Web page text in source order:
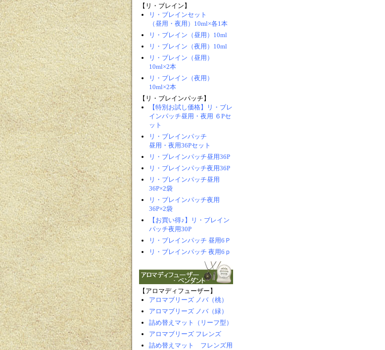
【リ・ブレイン】
リ・ブレインセット
（昼用・夜用）10ml×各1本
リ・ブレイン（昼用）10ml
リ・ブレイン（夜用）10ml
リ・ブレイン（昼用）
10ml×2本
リ・ブレイン（夜用）
10ml×2本
【リ・ブレインパッチ】
【特別お試し価格】リ・ブレ
インパッチ昼用・夜用 ６Pセ
ット
リ・ブレインパッチ
昼用・夜用36Pセット
リ・ブレインパッチ昼用36P
リ・ブレインパッチ夜用36P
リ・ブレインパッチ昼用
36P×2袋
リ・ブレインパッチ夜用
36P×2袋
【お買い得♪】リ・ブレイン
パッチ夜用30P
リ・ブレインパッチ 昼用6Ｐ
リ・ブレインパッチ 夜用6ｐ
【アロマディフューザー】
アロマブリーズ ノバ（桃）
アロマブリーズ ノバ（緑）
詰め替えマット（リーフ型）
アロマブリーズ フレンズ
詰め替えマット フレンズ用